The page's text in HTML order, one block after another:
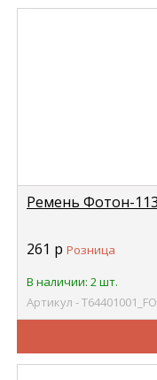
Ремень Фотон-
261 р Розница
В наличии: 2 шт.
Артикул -